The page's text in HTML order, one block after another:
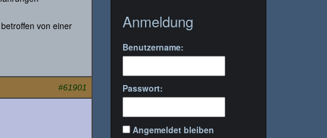
von einer
#61901
Anmeldung
Benutzername:
Passwort:
Angemeldet bleiben